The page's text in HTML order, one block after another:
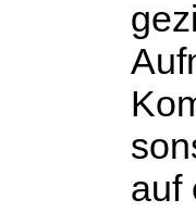
auf